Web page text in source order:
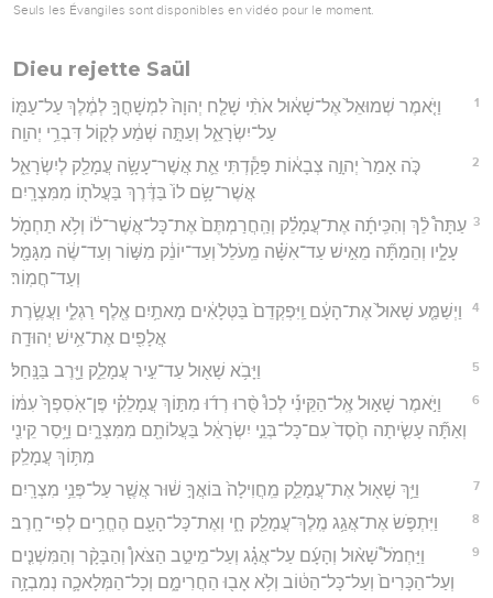
Seuls les Évangiles sont disponibles en vidéo pour le moment.
Dieu rejette Saül
1
וַיֹּ֤אמֶר שְׁמוּאֵל֙ אֶל־שָׁא֔וּל אֹתִ֨י שָׁלַ֤ח יְהוָה֙ לִמְשָׁחֳךָ֣ לְמֶ֔לֶךְ עַל־עַמּ֖וֹ
עַל־יִשְׂרָאֵ֑ל וְעַתָּ֣ה שְׁמַ֔ע לְק֖וֹל דִּבְרֵ֥י יְהוָֽה׃
2
כֹּ֤ה אָמַר֙ יְהוָ֣ה צְבָא֔וֹת פָּקַ֕דְתִּי אֵ֛ת אֲשֶׁר־עָשָׂ֥ה עֲמָלֵ֖ק לְיִשְׂרָאֵ֑ל
אֲשֶׁר־שָׂ֥ם לוֹ֙ בַּדֶּ֔רֶךְ בַּעֲלֹת֖וֹ מִמִּצְרָֽיִם׃
3 עַתָּה֩ לֵ֨ךְ וְהִכִּֽיתָ֜ה אֶת־עֲמָלֵ֗ק וְהַֽחֲרַמְתֶּם֙ אֶת־כָּל־אֲשֶׁר־ל֔וֹ וְלֹ֥א תַחְמֹ֖ל
עָלָ֑יו וְהֵמַתָּ֞ה מֵאִ֣ישׁ עַד־אִשָּׁ֗ה מֵֽעֹלֵל֙ וְעַד־יוֹנֵ֔ק מִשּׁ֣וֹר וְעַד־שֶׂ֔ה מִגָּמָ֖ל
וְעַד־חֲמֽוֹר׃
4
וַיְשַׁמַּ֤ע שָׁאוּל֙ אֶת־הָעָ֔ם וַֽיִּפְקְדֵם֙ בַּטְּלָאִ֔ים מָאתַ֥יִם אֶ֖לֶף רַגְלִ֑י וַעֲשֶׂ֥רֶת
אֲלָפִ֖ים אֶת־אִ֥ישׁ יְהוּדָֽה׃
5 וַיָּבֹ֥א שָׁא֖וּל עַד־עִ֣יר עֲמָלֵ֑ק וַיָּ֖רֶב בַּנָּֽחַל׃
6
וַיֹּ֣אמֶר שָׁא֣וּל אֶֽל־הַקֵּינִ֡י לְכוּ֩ סֻּ֨רוּ רְד֜וּ מִתּ֣וֹךְ עֲמָלֵקִ֗י פֶּן־אֹֽסִפְךָ֙ עִמּ֔וֹ
וְאַתָּ֞ה עָשִׂ֤יתָה חֶ֙סֶד֙ עִם־כָּל־בְּנֵ֣י יִשְׂרָאֵ֔ל בַּעֲלוֹתָ֖ם מִמִּצְרָ֑יִם וַיָּ֥סַר קֵינִ֖י
מִתּ֥וֹךְ עֲמָלֵֽק׃
7 וַיַּ֥ךְ שָׁא֖וּל אֶת־עֲמָלֵ֑ק מֵֽחֲוִילָה֙ בּוֹאֲךָ֣ שׁ֔וּר אֲשֶׁ֖ר עַל־פְּנֵ֥י מִצְרָֽיִם׃
8 וַיִּתְפֹּ֛שׂ אֶת־אֲגַ֥ג מֶֽלֶךְ־עֲמָלֵ֖ק חָ֑י וְאֶת־כָּל־הָעָ֖ם הֶחֱרִ֥ים לְפִי־חָֽרֶב׃
9
וַיַּחְמֹל֩ שָׁא֨וּל וְהָעָ֜ם עַל־אֲגָ֗ג וְעַל־מֵיטַ֣ב הַצֹּאן֩ וְהַבָּקָ֨ר וְהַמִּשְׁנִ֤ים
וְעַל־הַכָּרִים֙ וְעַל־כָּל־הַטּ֔וֹב וְלֹ֥א אָב֖וּ הַחֲרִימָ֑ם וְכָל־הַמְּלָאכָ֛ה נְמִבְזָ֥ה